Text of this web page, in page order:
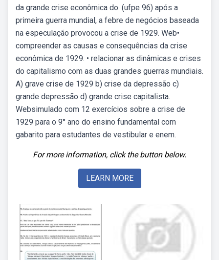
da grande crise econômica do. (ufpe 96) após a
primeira guerra mundial, a febre de negócios baseada
na especulação provocou a crise de 1929. Web•
compreender as causas e consequências da crise
econômica de 1929. • relacionar as dinâmicas e crises
do capitalismo com as duas grandes guerras mundiais.
A) grave crise de 1929 b) crise da depressão c)
grande depressão d) grande crise capitalista.
Websimulado com 12 exercícios sobre a crise de
1929 para o 9° ano do ensino fundamental com
gabarito para estudantes de vestibular e enem.
For more information, click the button below.
LEARN MORE